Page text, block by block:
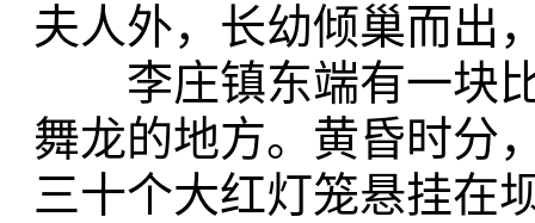
夫人外，长幼倾巢而出
李庄镇东端有一块比
舞龙的地方。黄昏时分
三十个大红灯笼悬挂在